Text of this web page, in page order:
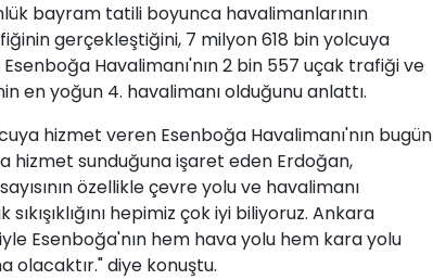
bayram tatili boyunca havalimanlarının
gerçekleştiğini, 7 milyon 618 bin yolcuya
Havalimanı'nın 2 bin 557 uçak trafiği ve
en yoğun 4. havalimanı olduğunu anlattı.
hizmet veren Esenboğa Havalimanı'nın bugün
hizmet sunduğuna işaret eden Erdoğan,
özellikle çevre yolu ve havalimanı
hepimiz çok iyi biliyoruz. Ankara
Esenboğa'nın hem hava yolu hem kara yolu
olacaktır." diye konuştu.